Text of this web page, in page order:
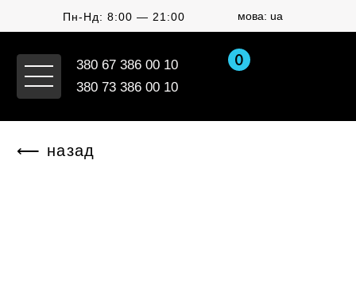
Пн-Нд: 8:00 — 21:00 мова: ua
380 73 386 00 10